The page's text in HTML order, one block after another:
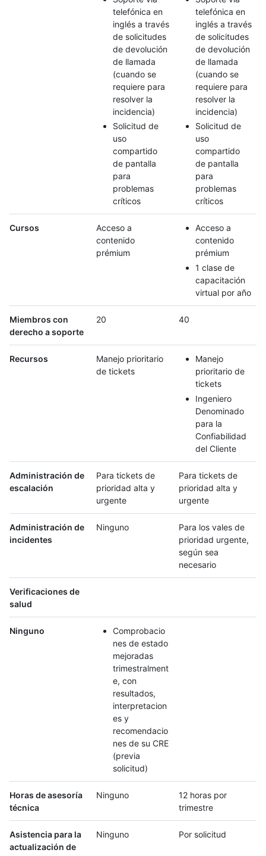
telefónica en
inglés a través
de solicitudes
de devolución
de llamada
(cuando se
requiere para
resolver la
incidencia)
Solicitud de
uso
compartido
de pantalla
para
problemas
críticos
telefónica en
inglés a través
de solicitudes
de devolución
de llamada
(cuando se
requiere para
resolver la
incidencia)
Solicitud de
uso
compartido
de pantalla
para
problemas
críticos
Cursos
Acceso a
contenido
prémium
Acceso a
contenido
prémium
1 clase de
capacitación
virtual por año
Miembros con
derecho a soporte
20 40
Recursos
Manejo prioritario
de tickets
Manejo
prioritario de
tickets
Ingeniero
Denominado
para la
Confiabilidad
del Cliente
Administración de
escalación
Para tickets de
prioridad alta y
urgente
Para tickets de
prioridad alta y
urgente
Administración de
incidentes
Ninguno
Para los vales de
prioridad urgente,
según sea
necesario
Verificaciones de
salud
Ninguno
Comprobacio
nes de estado
mejoradas
trimestralment
e, con
resultados,
interpretacion
es y
recomendacio
nes de su CRE
(previa
solicitud)
Horas de asesoría
técnica
Ninguno
12 horas por
trimestre
Asistencia para la
actualización de
Ninguno Por solicitud